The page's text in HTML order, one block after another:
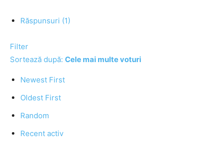
Răspunsuri (1)
Filter
Sortează după: Cele mai multe voturi
Newest First
Oldest First
Random
Recent activ